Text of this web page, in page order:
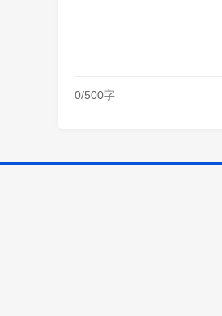
0/500字